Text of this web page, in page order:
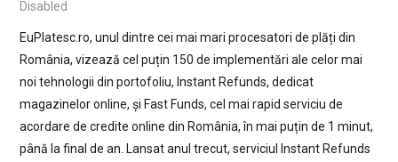
Disabled
EuPlatesc.ro, unul dintre cei mai mari procesatori de plăți din
România, vizează cel puțin 150 de implementări ale celor mai
noi tehnologii din portofoliu, Instant Refunds, dedicat
magazinelor online, și Fast Funds, cel mai rapid serviciu de
acordare de credite online din România, în mai puțin de 1 minut,
până la final de an. Lansat anul trecut, serviciul Instant Refunds